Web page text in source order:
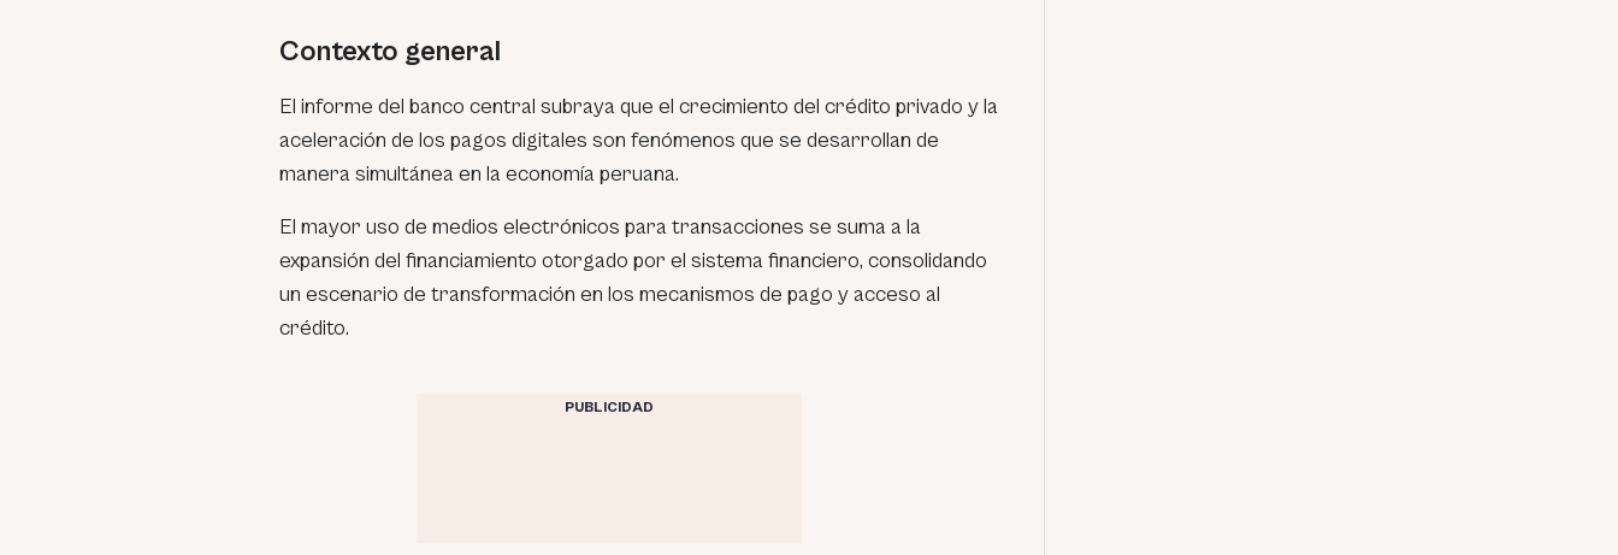
Contexto general
El informe del banco central subraya que el crecimiento del crédito privado y la
aceleración de los pagos digitales son fenómenos que se desarrollan de
manera simultánea en la economía peruana.
El mayor uso de medios electrónicos para transacciones se suma a la
expansión del financiamiento otorgado por el sistema financiero, consolidando
un escenario de transformación en los mecanismos de pago y acceso al
crédito.
PUBLICIDAD